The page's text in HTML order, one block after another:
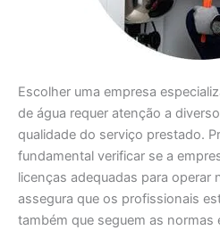
Escolher uma empresa
de água requer atenção a
qualidade do serviço prestado.
fundamental verificar se a
licenças adequadas para operar
assegura que os profissionais
também que seguem as normas